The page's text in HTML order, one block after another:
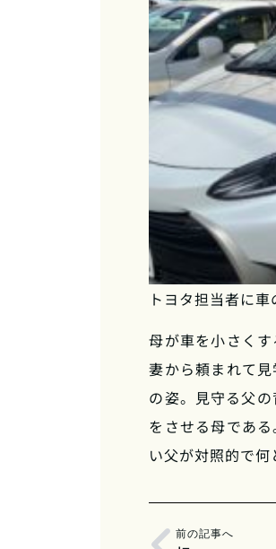
トヨタ担当者に
母が車を小さく
妻から頼まれて
の姿。見守る父
をさせる母であ
い父が対照的で
前の記事へ